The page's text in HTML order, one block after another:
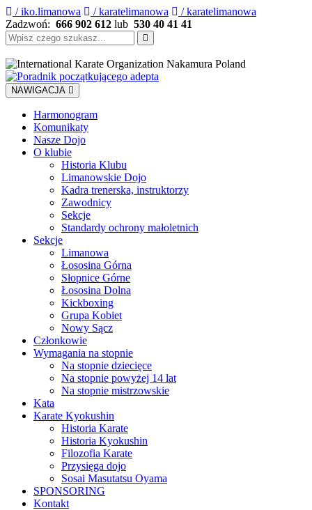
/ iko.limanowa / karatelimanowa
/ karatelimanowa
Zadzwoń: 666 902 612 lub 530 40 41 41
Szukaj:
NAWIGACJA
Harmonogram
Komunikaty
Nasze Dojo
O klubie
Historia Klubu
Limanowskie Dojo
Kadra trenerska, instruktorzy
Zawodnicy
Sekcje
Standardy ochrony małoletnich
Sekcje
Limanowa
Łososina Górna
Słopnice Górne
Łososina Dolna
Kickboxing
Grupa Kobiet
Nowy Sącz
Członkowie
Wymagania na stopnie
Na stopnie dziecięce
Na stopnie powyżej 14 lat
Na stopnie mistrzowskie
Kata
Karate Kyokushin
Historia Karate
Historia Kyokushin
Filozofia Karate
Przysięga dojo
Sosai Masutatsu Oyama
SPONSORING
Kontakt